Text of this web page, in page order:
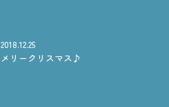
2018.12.25
メリークリスマス♪